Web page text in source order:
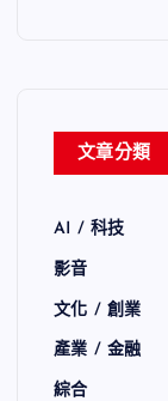
文章分類
AI / 科技
影音
文化 / 創業
產業 / 金融
綜合